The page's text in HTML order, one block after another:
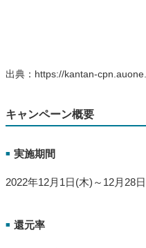
出典：https://kantan-
キャンペーン概要
■ 実施期間
2022年12月1日(木)～12月28
■ 還元率